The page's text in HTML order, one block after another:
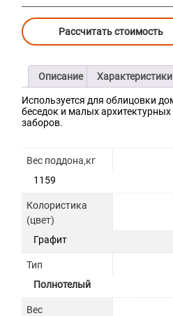
Рассчитать стоимость
Описание Характеристики
Используется для облицовки
беседок и малых
заборов.
Вес поддона,кг
1159
Колористика
(цвет)
Графит
Тип
Полнотелый
Вес